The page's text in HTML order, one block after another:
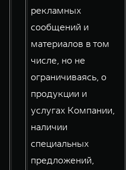
рекламных
сообщений и
материалов в том
числе, но не
ограничиваясь, о
продукции и
услугах Компании,
наличии
специальных
предложений,